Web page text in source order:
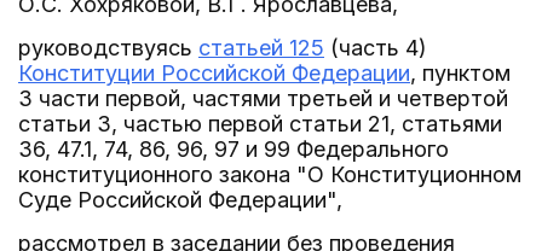
руководствуясь статьей 125 (часть 4)
Конституции Российской Федерации, пунктом
3 части первой, частями третьей и четвертой
статьи 3, частью первой статьи 21, статьями
36, 47.1, 74, 86, 96, 97 и 99 Федерального
конституционного закона "О Конституционном
Суде Российской Федерации",
рассмотрел в заседании без проведения